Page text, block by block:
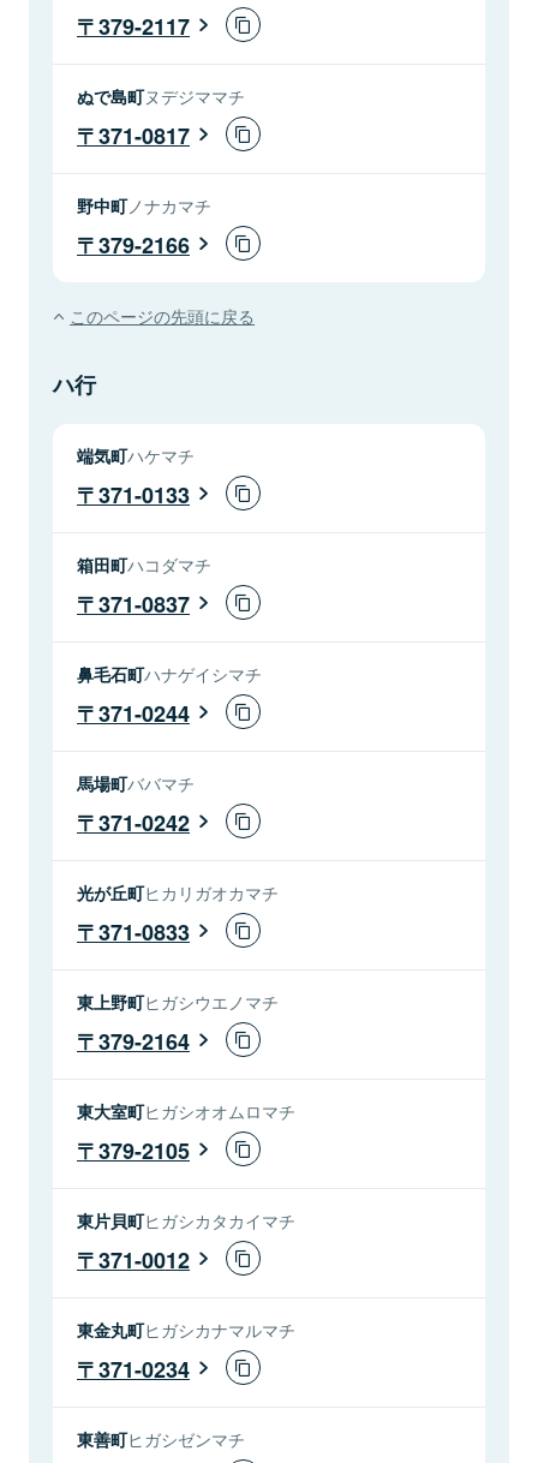
379-2117
ぬで島町ヌデジママチ
371-0817
野中町ノナカマチ
379-2166
このページの先頭に戻る
ハ行
端気町ハケマチ
371-0133
箱田町ハコダマチ
371-0837
鼻毛石町ハナゲイシマチ
371-0244
馬場町ババマチ
371-0242
光が丘町ヒカリガオカマチ
371-0833
東上野町ヒガシウエノマチ
379-2164
東大室町ヒガシオオムロマチ
379-2105
東片貝町ヒガシカタカイマチ
371-0012
東金丸町ヒガシカナマルマチ
371-0234
東善町ヒガシゼンマチ